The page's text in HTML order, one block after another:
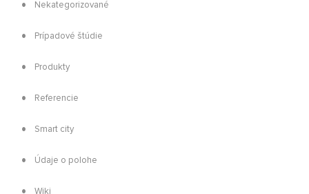
Nekategorizované
Prípadové štúdie
Produkty
Referencie
Smart city
Údaje o polohe
Wiki